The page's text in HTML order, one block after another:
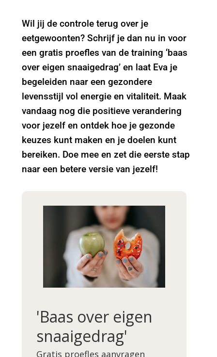
Wil jij de controle terug over je
eetgewoonten? Schrijf je dan nu in voor
een gratis proefles van de training ‘baas
over eigen snaaigedrag’ en laat Eva je
begeleiden naar een gezondere
levensstijl vol energie en vitaliteit. Maak
vandaag nog die positieve verandering
voor jezelf en ontdek hoe je gezonde
keuzes kunt maken en je doelen kunt
bereiken. Doe mee en zet die eerste stap
naar een betere versie van jezelf!
'Baas over eigen
snaaigedrag'
Gratis proefles aanvragen